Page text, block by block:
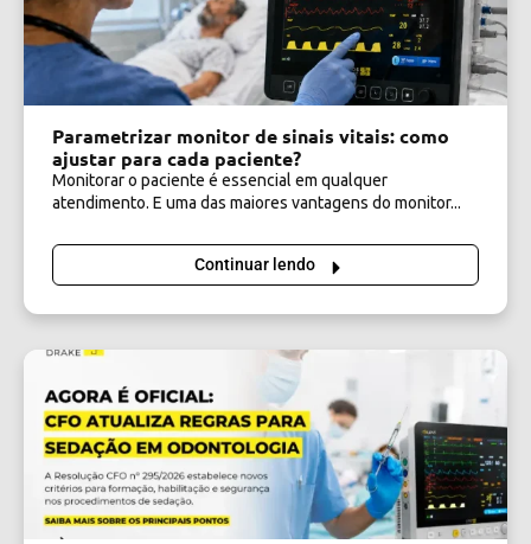
Parametrizar monitor de sinais vitais: como
ajustar para cada paciente?
Monitorar o paciente é essencial em qualquer
atendimento. E uma das maiores vantagens do monitor...
Continuar lendo